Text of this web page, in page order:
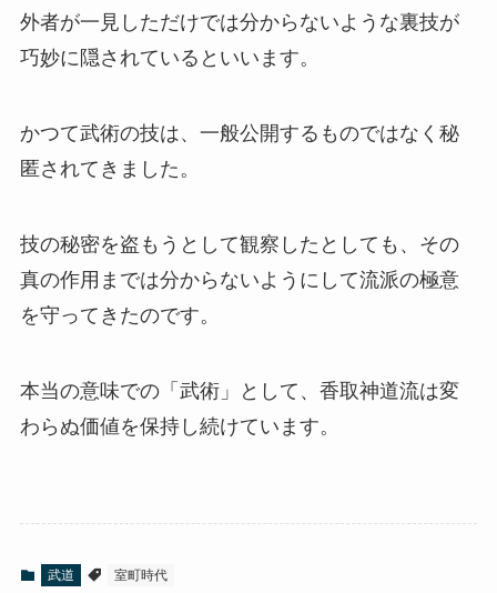
外者が一見しただけでは分からないような裏技が
巧妙に隠されているといいます。
かつて武術の技は、一般公開するものではなく秘
匿されてきました。
技の秘密を盗もうとして観察したとしても、その
真の作用までは分からないようにして流派の極意
を守ってきたのです。
本当の意味での「武術」として、香取神道流は変
わらぬ価値を保持し続けています。
武道 室町時代